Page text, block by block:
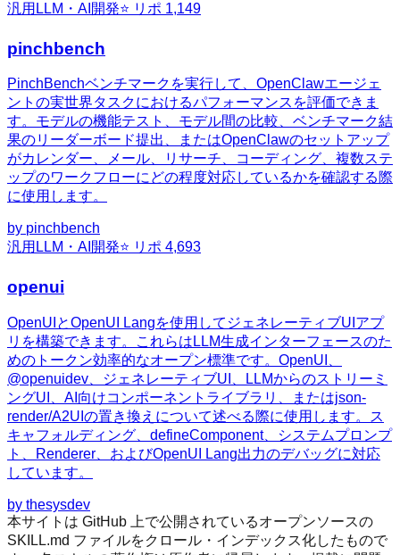
汎用 LLM・AI開発⭐ リポ 1,149
pinchbench
PinchBenchベンチマークを実行して、OpenClawエージェ
ントの実世界タスクにおけるパフォーマンスを評価できま
す。モデルの機能テスト、モデル間の比較、ベンチマーク結
果のリーダーボード提出、またはOpenClawのセットアップ
がカレンダー、メール、リサーチ、コーディング、複数ステ
ップのワークフローにどの程度対応しているかを確認する際
に使用します。
by pinchbench
汎用 LLM・AI開発⭐ リポ 4,693
openui
OpenUIとOpenUI Langを使用してジェネレーティブUIアプ
リを構築できます。これらはLLM生成インターフェースのた
めのトークン効率的なオープン標準です。OpenUI、
@openuidev、ジェネレーティブUI、LLMからのストリーミ
ングUI、AI向けコンポーネントライブラリ、またはjson-
render/A2UIの置き換えについて述べる際に使用します。ス
キャフォルディング、defineComponent、システムプロンプ
ト、Renderer、およびOpenUI Lang出力のデバッグに対応
しています。
by thesysdev
本サイトは GitHub 上で公開されているオープンソースの
SKILL.md ファイルをクロール・インデックス化したもので